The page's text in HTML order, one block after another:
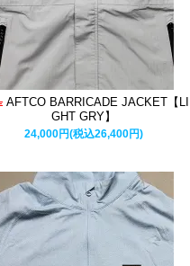
AFTCO BARRICADE JACKET【LI
GHT GRY】
24,000円(税込26,400円)